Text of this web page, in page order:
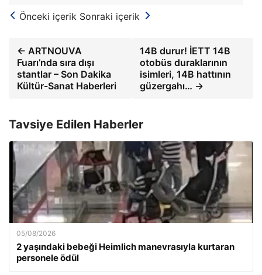
Önceki içerik Sonraki içerik
← ARTNOUVA
Fuarı’nda sıra dışı
stantlar – Son Dakika
Kültür-Sanat Haberleri
14B durur! İETT 14B
otobüs duraklarının
isimleri, 14B hattının
güzergahı… →
Tavsiye Edilen Haberler
05/08/2026
2 yaşındaki bebeği Heimlich manevrasıyla kurtaran
personele ödül